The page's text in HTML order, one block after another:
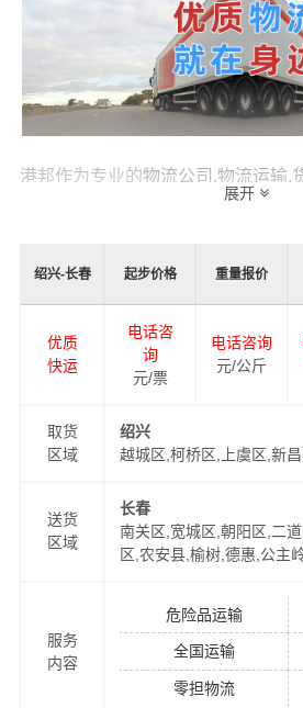
港邦作为专业的物流公司,物流运输,
绍兴到长
长春物流品牌竞争力，公司在长春
兴到长春的物流运输相关延伸服务
准时到达和及时派送，缩短了货物
运输效率。
同时，为了方便广大客户从绍兴物
效和物流成本要求，港邦特推出绍
绍兴发货到长春的物流效率，以便
质完善的一站式从绍兴到长春门到
展开
绍兴-长春 起步价格 重量报价
优质
快运
电话咨
询
元/票
电话咨询
元/公斤
取货
区域
绍兴
越城区,柯桥区,上虞区,新
送货
区域
长春
南关区,宽城区,朝阳区,二
区,农安县,榆树,德惠,公主
服务
内容
危险品运输
全国运输
零担物流